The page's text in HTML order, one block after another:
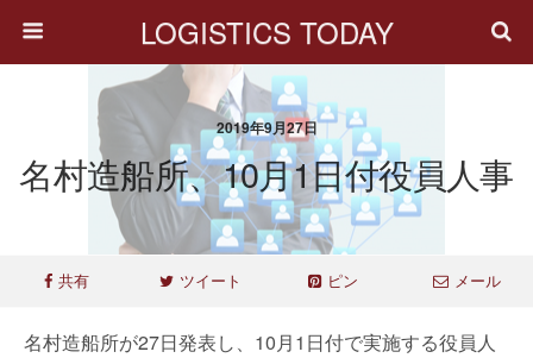
LOGISTICS TODAY
2019年9月27日
名村造船所、10月1日付役員人事
共有 ツイート ピン メール
名村造船所が27日発表し、10月1日付で実施する役員人